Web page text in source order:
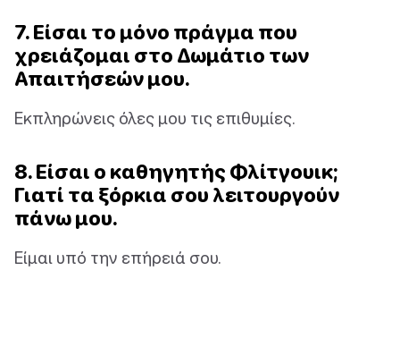
7. Είσαι το μόνο πράγμα που
χρειάζομαι στο Δωμάτιο των
Απαιτήσεών μου.
Εκπληρώνεις όλες μου τις επιθυμίες.
8. Είσαι ο καθηγητής Φλίτγουικ;
Γιατί τα ξόρκια σου λειτουργούν
πάνω μου.
Είμαι υπό την επήρειά σου.